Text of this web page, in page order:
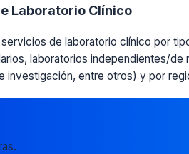
Laboratorio Clínico
de laboratorio clínico por
laboratorios independientes/
investigación, entre otros) y por